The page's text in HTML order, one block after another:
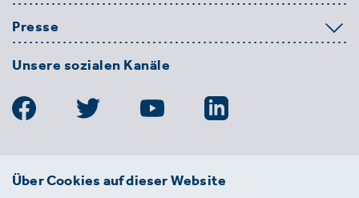
Presse
Unsere sozialen Kanäle
BDE
Über Cookies auf dieser Website